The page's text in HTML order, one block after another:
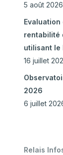
5 août 2026
rentabilité
utilisant le
16 juillet
2026
6 juillet
Relais